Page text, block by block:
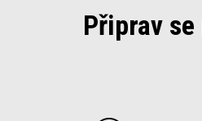
Připrav